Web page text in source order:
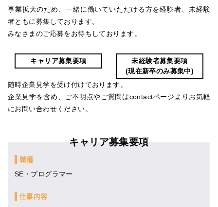
事業拡大のため、一緒に働いていただける方を経験者、未経験
者ともに募集しております。
みなさまのご応募をお待ちしております。
キャリア募集要項
未経験者募集要項
(現在新卒のみ募集中)
随時企業見学を受け付けております。
企業見学を含め、ご不明点やご質問はcontactページよりお気軽
にお問い合わせください。
キャリア募集要項
職種
SE・プログラマー
仕事内容